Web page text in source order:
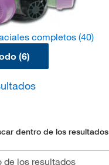
completos (40)
(6)
dentro de los resultados